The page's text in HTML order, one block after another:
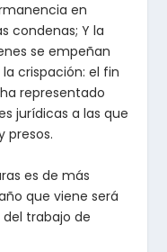
en
condenas; Y la
se empeñan
crispación: el fin
representado
jurídicas a las que
presos.
es de más
que viene será
trabajo de